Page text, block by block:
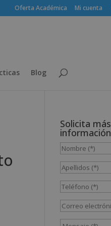
Oferta Académica Mi cuenta
Blog
Solicita más
información